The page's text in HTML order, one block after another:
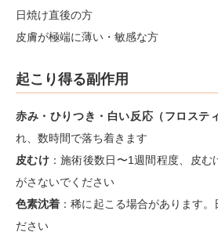
日焼け直後の方
皮膚が極端に薄い・敏感な方
起こり得る副作用
赤み・ひりつき・白い反応（フロステ
れ、数時間で落ち着きます
皮むけ：施術後数日〜1週間程度、皮む
がさないでください
色素沈着 ：稀に起こる場合があります
ださい